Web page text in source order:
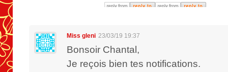
Miss gleni 23/03/19 19:37
Bonsoir Chantal,
Je reçois bien tes notifications.